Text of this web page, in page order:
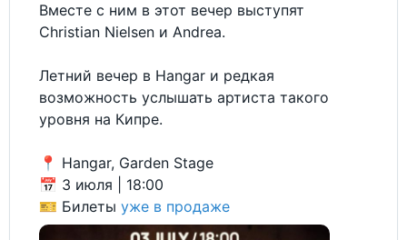
Вместе с ним в этот вечер выступят
Christian Nielsen и Andrea.
Летний вечер в Hangar и редкая
возможность услышать артиста такого
уровня на Кипре.
📍 Hangar, Garden Stage
📅 3 июля | 18:00
🎫 Билеты уже в продаже